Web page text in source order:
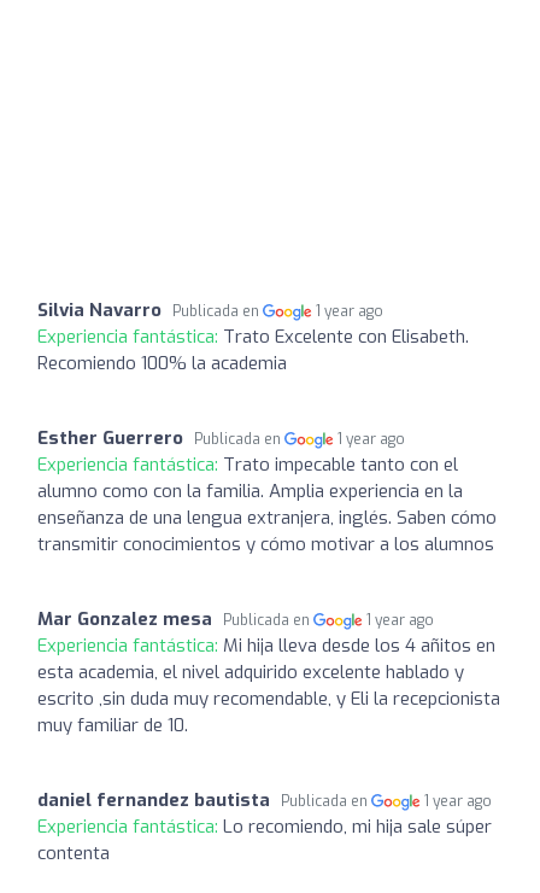
Silvia Navarro Publicada en 1 year ago
Experiencia fantástica: Trato Excelente con Elisabeth.
Recomiendo 100% la academia
Esther Guerrero Publicada en 1 year ago
Experiencia fantástica: Trato impecable tanto con el
alumno como con la familia. Amplia experiencia en la
enseñanza de una lengua extranjera, inglés. Saben cómo
transmitir conocimientos y cómo motivar a los alumnos
Mar Gonzalez mesa Publicada en 1 year ago
Experiencia fantástica: Mi hija lleva desde los 4 añitos en
esta academia, el nivel adquirido excelente hablado y
escrito ,sin duda muy recomendable, y Eli la recepcionista
muy familiar de 10.
daniel fernandez bautista Publicada en 1 year ago
Experiencia fantástica: Lo recomiendo, mi hija sale súper
contenta